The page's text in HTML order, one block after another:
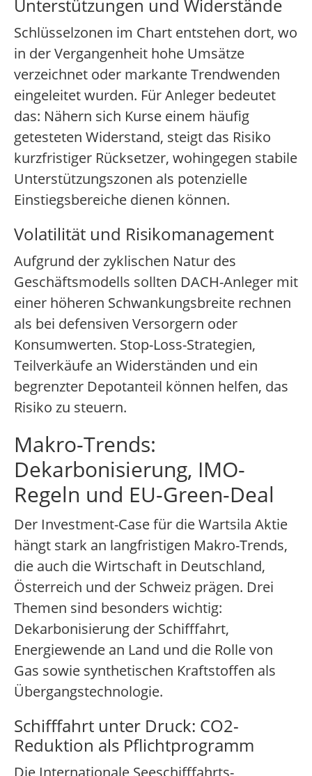
Unterstützungen und Widerstände
Schlüsselzonen im Chart entstehen dort, wo
in der Vergangenheit hohe Umsätze
verzeichnet oder markante Trendwenden
eingeleitet wurden. Für Anleger bedeutet
das: Nähern sich Kurse einem häufig
getesteten Widerstand, steigt das Risiko
kurzfristiger Rücksetzer, wohingegen stabile
Unterstützungszonen als potenzielle
Einstiegsbereiche dienen können.
Volatilität und Risikomanagement
Aufgrund der zyklischen Natur des
Geschäftsmodells sollten DACH-Anleger mit
einer höheren Schwankungsbreite rechnen
als bei defensiven Versorgern oder
Konsumwerten. Stop-Loss-Strategien,
Teilverkäufe an Widerständen und ein
begrenzter Depotanteil können helfen, das
Risiko zu steuern.
Makro-Trends:
Dekarbonisierung, IMO-
Regeln und EU-Green-Deal
Der Investment-Case für die Wartsila Aktie
hängt stark an langfristigen Makro-Trends,
die auch die Wirtschaft in Deutschland,
Österreich und der Schweiz prägen. Drei
Themen sind besonders wichtig:
Dekarbonisierung der Schifffahrt,
Energiewende an Land und die Rolle von
Gas sowie synthetischen Kraftstoffen als
Übergangstechnologie.
Schifffahrt unter Druck: CO2-
Reduktion als Pflichtprogramm